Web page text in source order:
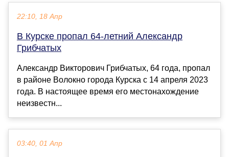
22:10, 18 Апр
В Курске пропал 64-летний Александр
Грибчатых
Александр Викторович Грибчатых, 64 года, пропал
в районе Волокно города Курска с 14 апреля 2023
года. В настоящее время его местонахождение
неизвестн...
03:40, 01 Апр